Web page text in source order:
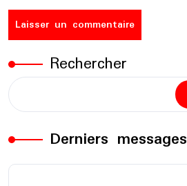
Rechercher
Derniers messages